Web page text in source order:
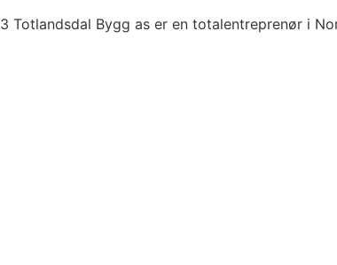
3 Totlandsdal Bygg as er en totalentreprenør i